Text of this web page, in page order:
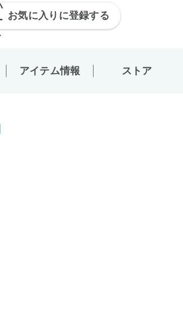
お気に入りに登録する
アイテム情報 ストア